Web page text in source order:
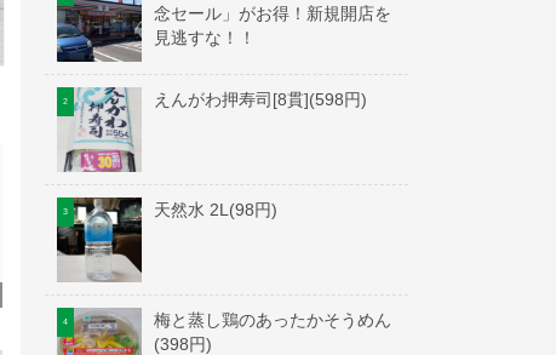
念セール」がお得！新規開店を
見逃すな！！
えんがわ押寿司[8貫](598円)
天然水 2L(98円)
梅と蒸し鶏のあったかそうめん
(398円)